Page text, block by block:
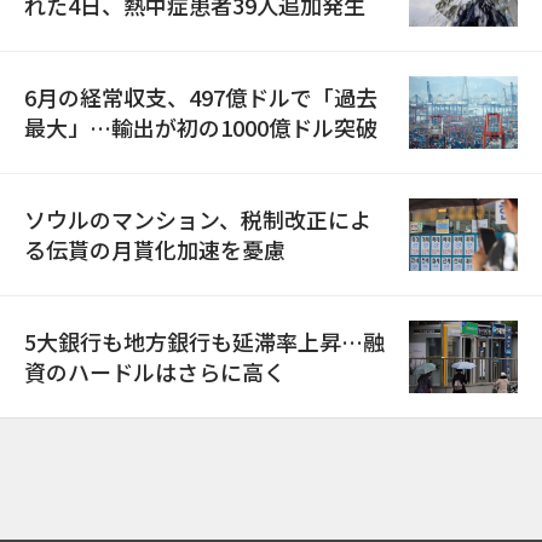
6月の経常収支、497億ドルで「過去
最大」…輸出が初の1000億ドル突破
ソウルのマンション、税制改正によ
る伝貰の月貰化加速を憂慮
5大銀行も地方銀行も延滞率上昇…融
資のハードルはさらに高く